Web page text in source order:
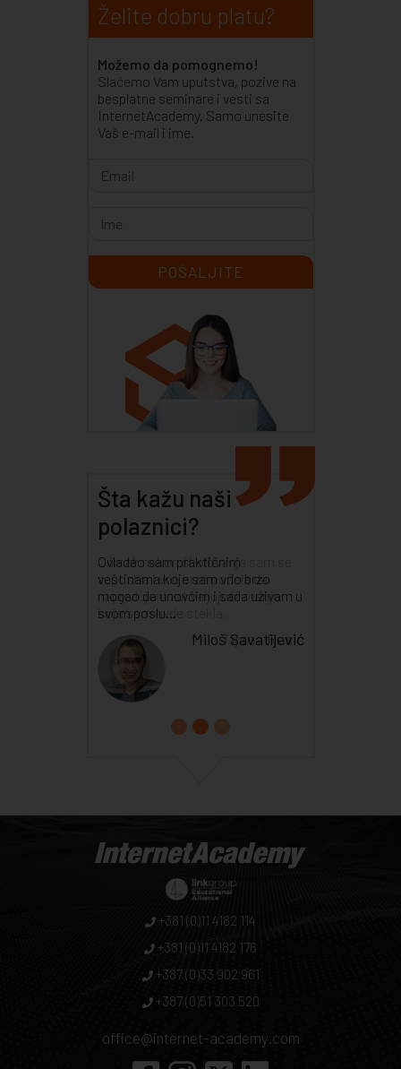
Želite dobru platu?
Možemo da pomognemo!
Slaćemo Vam uputstva, pozive na
besplatne seminare i vesti sa
InternetAcademy. Samo unesite
Vaš e-mail i ime.
Šta kažu naši
polaznici?
Odmah nakon školovanja sam se
zaposlila i vrlo brzo počela da
napredujem zahvaljujući znanju
koje sam ovde stekla.
Tijana Rusić
+381 (0)11 4182 114
+381 (0)11 4182 176
+387 (0)33 902 961
+387 (0)51 303 520
office@internet-academy.com